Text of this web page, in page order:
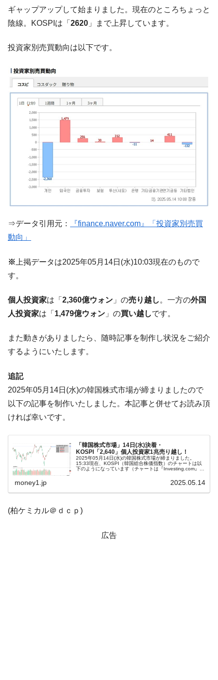
『Money1』
韓国型イージス搭載の次世代駆逐艦
「KDDX」1番艦、2032年竣工と公示
に韓国がいっちょがみしたのでは。
は韓国で『BYD』車は売れている。6カ月で対前年同期比
1.9倍！
『Money1』
在韓米国大使スティールが着韓！⇒ さっそ
く空港に詰めかけ「出て行け！」「極右勢力」のプラカー
ドを掲げる「在韓反米勢力」
『Money1』
韓国政府「2035年までに18.4GW規模のAIデ
ータセンター整備」⇒ だから無理だってば。
『Money1』
ほぼ終わった」
『Money1』
韓国『国民年金公団』株価暴落で200兆蒸
ャンペーン」⇒ あの名物教授も登場！
『Money1』
『Money1』
韓国鉄鋼最大手『POSCO』ズブズブ沈む。
営業利益80.2％も減少
『Money1』
米国下院「韓国の公務員個人をターゲット
にぶん殴る法案」提出！⇒ クーパン問題は合衆国企業に対
する差別。許してはおかぬ
『Money1』
韓国ボンクラ政策室長･金容範、株価暴落に
他人事のような発言。
『Money1』
韓国･加徳島新国際空港「またも暗礁」の危
機 ⇒ 10.7兆では損が出るからできない。
『Money1』
日(水)もサイドカー・サーキットブレイカーの二段コンボ
発動！
『Money1』
IT産業は人を雇用する効果は低い。全産業の
半分未満しか雇用を生まない
『Money1』
韓国「株式市場が賭博場のように変質した
のは政界の責任だ」
に。
韓国化学企業最大手『ロッテケミカル』純
借入金が約8兆。信用格付け「ネガティブ」にダウン
ギャップアップして始まりました。現在のところちょっと
陰線。KOSPIは「 2620 」まで上昇しています。
投資家別売買動向は以下です。
⇒データ引用元：
『finance.naver.com』「投資家別売買
動向」
※ 上掲データは2025年05月14日(水)10:03現在のもので
す。
個人投資家は「 2,360億ウォン 」の売り越し 。一方の外国
人投資家は「 1,479億ウォン 」の買い越しです。
また動きがありましたら、随時記事を制作し状況をご紹介
するようにいたします。
追記
2025年05月14日(水)の韓国株式市場が締まりましたので
以下の記事を制作いたしました。本記事と併せてお読み頂
ければ幸いです。
「韓国株式市場」14日(水)決着・
KOSPI「2,640」個人投資家1兆売り越し！
2025年05月14日(水)の韓国株式市場が締まりました。
15:33現在、KOSPI（韓国総合株価指数）のチャートは以
下のようになっています（チャートは『Investing.com』よ
money1.jp 2025.05.14
(柏ケミカル＠ｄｃｐ)
広告